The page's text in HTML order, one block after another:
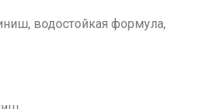
водостойкая формула,